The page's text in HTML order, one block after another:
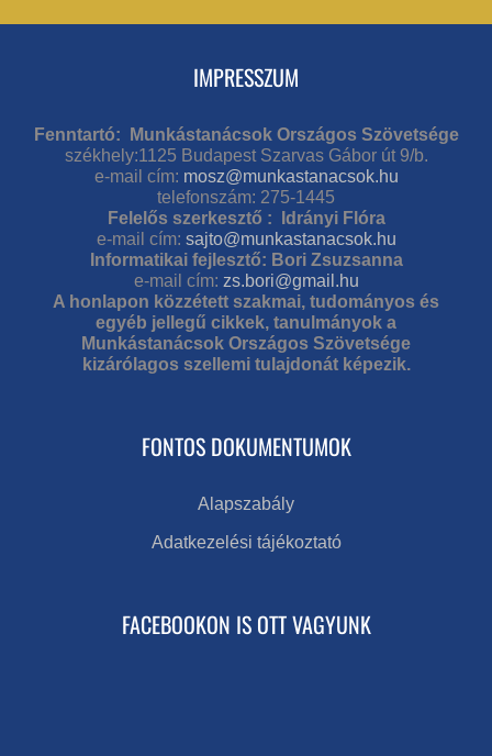
IMPRESSZUM
Fenntartó: Munkástanácsok Országos Szövetsége
székhely:1125 Budapest Szarvas Gábor út 9/b.
e-mail cím: mosz@munkastanacsok.hu
telefonszám: 275-1445
Felelős szerkesztő : Idrányi Flóra
e-mail cím: sajto@munkastanacsok.hu
Informatikai fejlesztő: Bori Zsuzsanna
e-mail cím: zs.bori@gmail.hu
A honlapon közzétett szakmai, tudományos és
egyéb jellegű cikkek, tanulmányok a
Munkástanácsok Országos Szövetsége
kizárólagos szellemi tulajdonát képezik.
FONTOS DOKUMENTUMOK
Alapszabály
Adatkezelési tájékoztató
FACEBOOKON IS OTT VAGYUNK